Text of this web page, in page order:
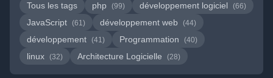
Tous les tags
php (99) développement logiciel (66)
JavaScript (61) développement web (44)
développement (41) Programmation (40)
linux (32) Architecture Logicielle (28)